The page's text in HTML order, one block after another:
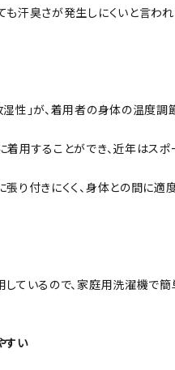
汗臭さが発生しにくいと言われ
性」が、着用者の身体の温度調
用することができ、近年はス
り付きにくく、身体との間に適
ているので、家庭用洗濯機で簡
すい